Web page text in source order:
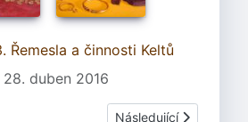
Řemesla a činnosti Keltů
duben 2016
3.24 ObchodováníDalší článek: 3.11
Následující